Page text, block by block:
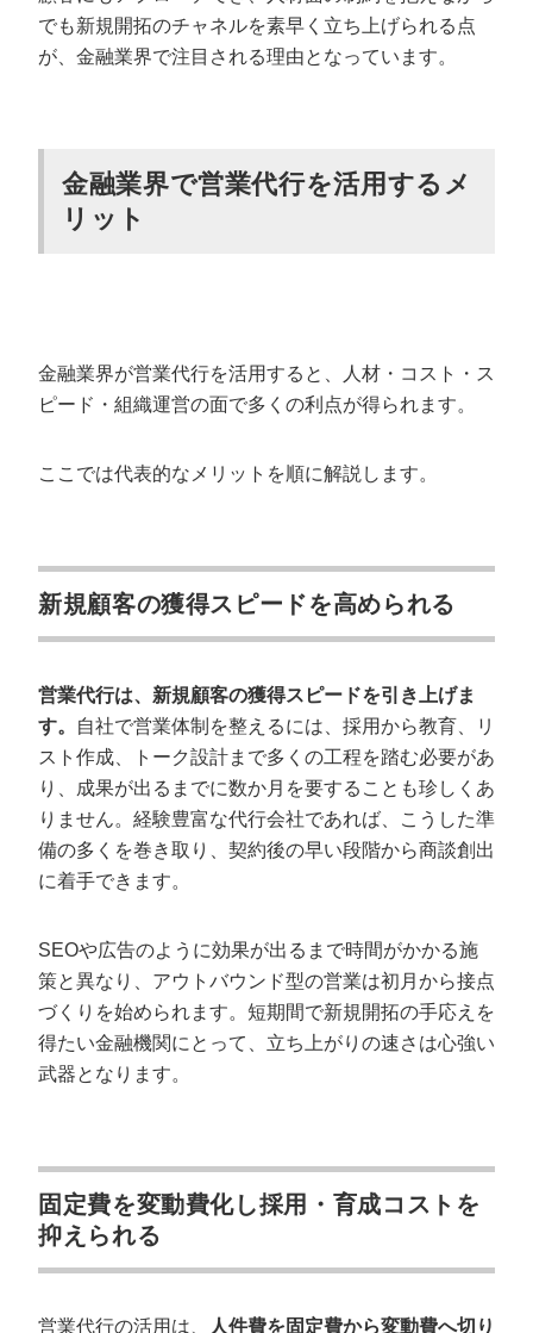
でも新規開拓のチャネルを素早く立ち上げられる点
が、金融業界で注目される理由となっています。
金融業界で営業代行を活用するメ
リット
金融業界が営業代行を活用すると、人材・コスト・ス
ピード・組織運営の面で多くの利点が得られます。
ここでは代表的なメリットを順に解説します。
新規顧客の獲得スピードを高められる
営業代行は、新規顧客の獲得スピードを引き上げま
す。
自社で営業体制を整えるには、採用から教育、リ
スト作成、トーク設計まで多くの工程を踏む必要があ
り、成果が出るまでに数か月を要することも珍しくあ
りません。経験豊富な代行会社であれば、こうした準
備の多くを巻き取り、契約後の早い段階から商談創出
に着手できます。
SEOや広告のように効果が出るまで時間がかかる施
策と異なり、アウトバウンド型の営業は初月から接点
づくりを始められます。短期間で新規開拓の手応えを
得たい金融機関にとって、立ち上がりの速さは心強い
武器となります。
固定費を変動費化し採用・育成コストを
抑えられる
営業代行の活用は、 人件費を固定費から変動費へ切り